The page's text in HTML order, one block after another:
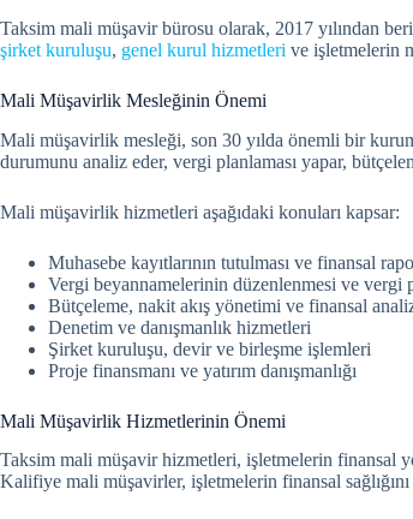
Taksim mali müşavir bürosu olarak, 2017 yılından
şirket kuruluşu, genel kurul hizmetleri ve işletmelerin
Mali Müşavirlik Mesleğinin Önemi
Mali müşavirlik mesleği, son 30 yılda önemli bir
durumunu analiz eder, vergi planlaması yapar,
Mali müşavirlik hizmetleri aşağıdaki konuları kapsar:
Muhasebe kayıtlarının tutulması ve finansal
Vergi beyannamelerinin düzenlenmesi ve vergi
Bütçeleme, nakit akış yönetimi ve finansal
Denetim ve danışmanlık hizmetleri
Şirket kuruluşu, devir ve birleşme işlemleri
Proje finansmanı ve yatırım danışmanlığı
Mali Müşavirlik Hizmetlerinin Önemi
Taksim mali müşavir hizmetleri, işletmelerin finansal
Kalifiye mali müşavirler, işletmelerin finansal